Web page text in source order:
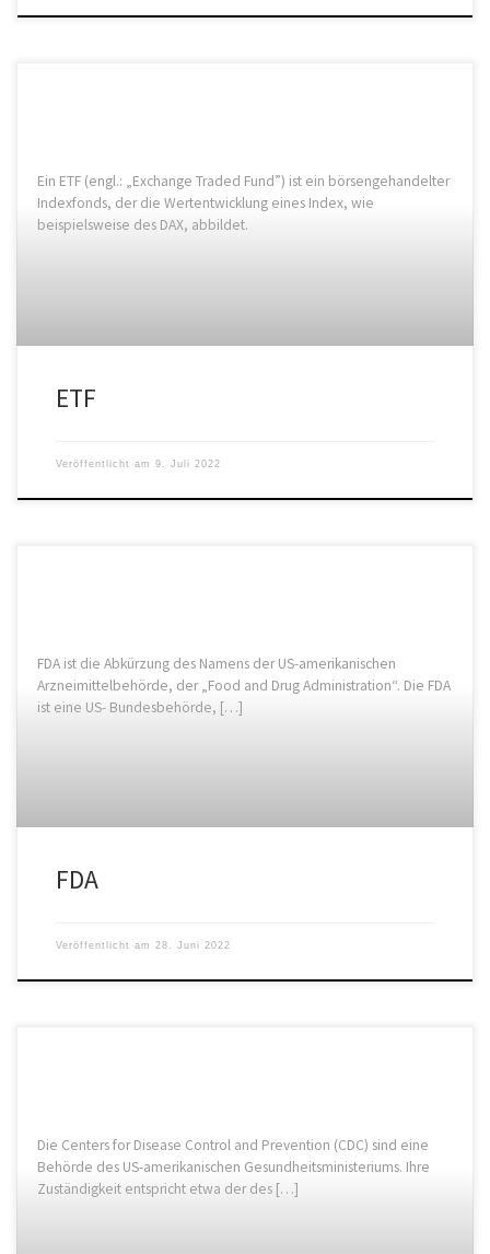
Ein ETF (engl.: „Exchange Traded Fund”) ist ein börsengehandelter
Indexfonds, der die Wertentwicklung eines Index, wie
beispielsweise des DAX, abbildet.
ETF
Veröffentlicht am 9. Juli 2022
FDA ist die Abkürzung des Namens der US-amerikanischen
Arzneimittelbehörde, der „Food and Drug Administration“. Die FDA
ist eine US- Bundesbehörde, […]
FDA
Veröffentlicht am 28. Juni 2022
Die Centers for Disease Control and Prevention (CDC) sind eine
Behörde des US-amerikanischen Gesundheitsministeriums. Ihre
Zuständigkeit entspricht etwa der des […]